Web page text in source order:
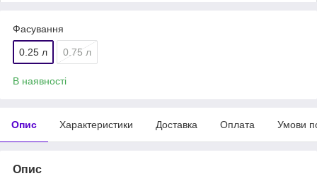
Фасування
0.25 л 0.75 л
В наявності
Опис Характеристики Доставка Оплата Умови
Опис